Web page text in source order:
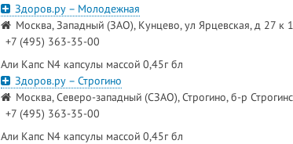
Здоров.ру – Молодежная
Москва, Западный (ЗАО), Кунцево, ул Ярцевская, д 27 к 1
+7 (495) 363-35-00
Али Капс N4 капсулы массой 0,45г бл
Здоров.ру – Строгино
Москва, Северо-западный (СЗАО), Строгино, б-р
+7 (495) 363-35-00
Али Капс N4 капсулы массой 0,45г бл